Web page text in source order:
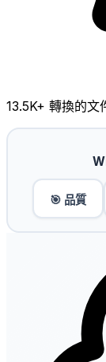
13.5K+ 轉換的文
🎯 品質